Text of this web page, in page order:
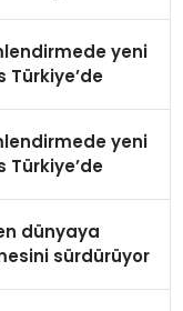
yeni
Türkiye’de
yeni
Türkiye’de
dünyaya
sürdürüyor